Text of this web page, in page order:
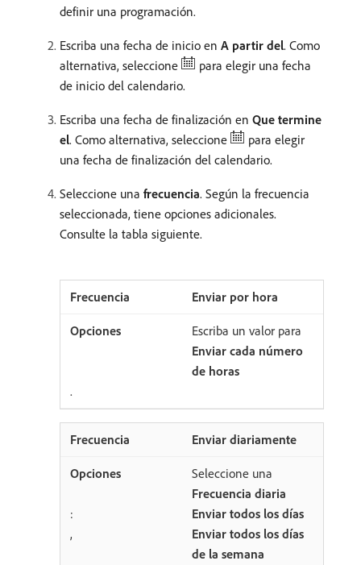
definir una programación.
Escriba una fecha de inicio en A partir del. Como
alternativa, seleccione
para elegir una fecha
de inicio del calendario.
Escriba una fecha de finalización en Que termine
el. Como alternativa, seleccione
para elegir
una fecha de finalización del calendario.
Seleccione una frecuencia. Según la frecuencia
seleccionada, tiene opciones adicionales.
Consulte la tabla siguiente.
Enviar por hora
Escriba un valor para
Enviar cada número
de horas
.
Enviar diariamente
Seleccione una
Frecuencia diaria
:
Enviar todos los días
,
Enviar todos los días
de la semana